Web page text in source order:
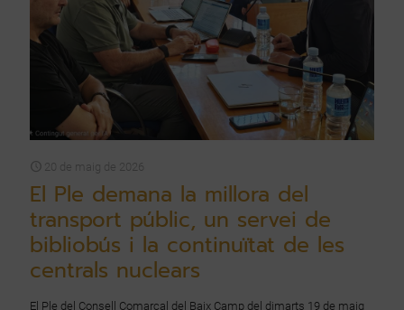
20 de maig de 2026
El Ple demana la millora del
transport públic, un servei de
bibliobús i la continuïtat de les
centrals nuclears
El Ple del Consell Comarcal del Baix Camp del dimarts 19 de maig